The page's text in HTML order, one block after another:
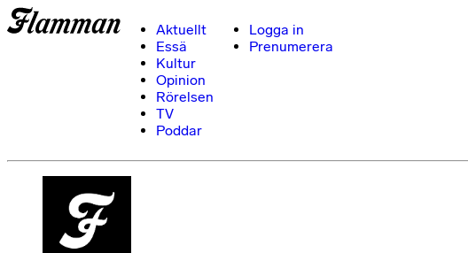
Aktuellt
Essä
Kultur
Opinion
Rörelsen
TV
Poddar
Logga in
Prenumerera